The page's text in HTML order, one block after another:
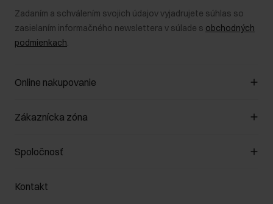
Zadaním a schválením svojich údajov vyjadrujete súhlas so
zasielaním informačného newslettera v súlade s obchodných
podmienkach.
Online nakupovanie
Spravovať súbory cookie
Spôsob platby
Vrátenie
Zákaznícka zóna
Zákazníky klub
Pravidlá propagácie
Starostlivosť o kožu
Spoločnosť
O nás
Kontakt